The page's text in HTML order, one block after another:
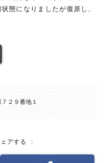
CONTACT
態になりましたが復原し、
２９番地１
アする :
#駅